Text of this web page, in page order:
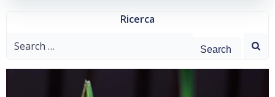
Ricerca
Search